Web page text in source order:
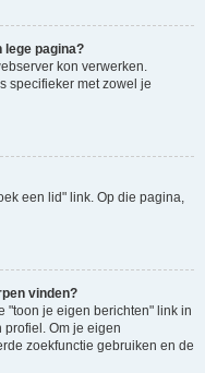
lege pagina?
kon verwerken.
specifieker met zowel je
een lid" link. Op die pagina,
vinden?
"toon je eigen berichten" link in
profiel. Om je eigen
zoekfunctie gebruiken en de